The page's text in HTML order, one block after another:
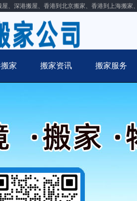
、深港搬屋、香港到北京搬家、香港到上海搬家
家 搬家资讯 搬家服务